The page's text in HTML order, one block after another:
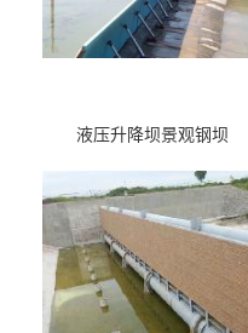
液压升降坝景观钢坝